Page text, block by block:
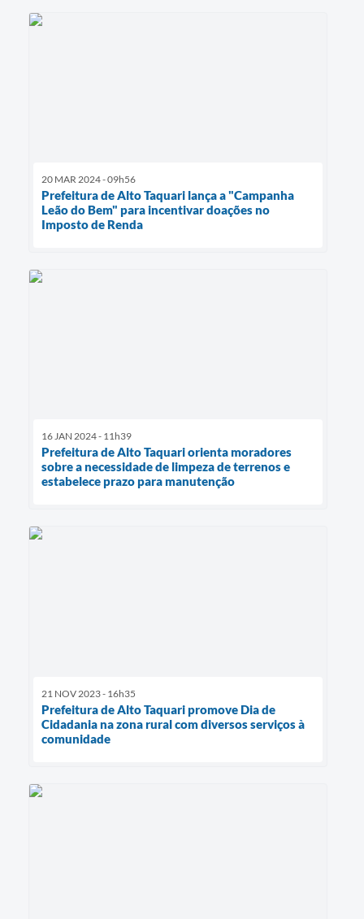
20 MAR 2024 - 09h56
Prefeitura de Alto Taquari lança a "Campanha
Leão do Bem" para incentivar doações no
Imposto de Renda
16 JAN 2024 - 11h39
Prefeitura de Alto Taquari orienta moradores
sobre a necessidade de limpeza de terrenos e
estabelece prazo para manutenção
21 NOV 2023 - 16h35
Prefeitura de Alto Taquari promove Dia de
Cidadania na zona rural com diversos serviços à
comunidade